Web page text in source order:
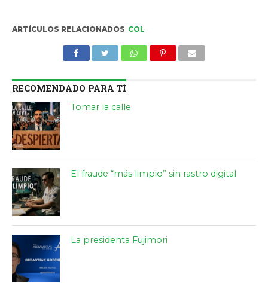
ARTÍCULOS RELACIONADOS COL
RECOMENDADO PARA TÍ
Tomar la calle
El fraude “más limpio” sin rastro digital
La presidenta Fujimori